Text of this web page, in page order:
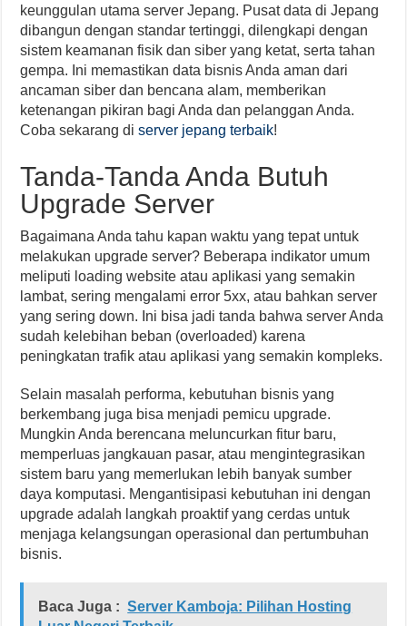
keunggulan utama server Jepang. Pusat data di Jepang
dibangun dengan standar tertinggi, dilengkapi dengan
sistem keamanan fisik dan siber yang ketat, serta tahan
gempa. Ini memastikan data bisnis Anda aman dari
ancaman siber dan bencana alam, memberikan
ketenangan pikiran bagi Anda dan pelanggan Anda.
Coba sekarang diserver jepang terbaik!
Tanda-Tanda Anda Butuh
Upgrade Server
Bagaimana Anda tahu kapan waktu yang tepat untuk
melakukan upgrade server? Beberapa indikator umum
meliputi loading website atau aplikasi yang semakin
lambat, sering mengalami error 5xx, atau bahkan server
yang sering down. Ini bisa jadi tanda bahwa server Anda
sudah kelebihan beban (overloaded) karena
peningkatan trafik atau aplikasi yang semakin kompleks.
Selain masalah performa, kebutuhan bisnis yang
berkembang juga bisa menjadi pemicu upgrade.
Mungkin Anda berencana meluncurkan fitur baru,
memperluas jangkauan pasar, atau mengintegrasikan
sistem baru yang memerlukan lebih banyak sumber
daya komputasi. Mengantisipasi kebutuhan ini dengan
upgrade adalah langkah proaktif yang cerdas untuk
menjaga kelangsungan operasional dan pertumbuhan
bisnis.
Baca Juga : Server Kamboja: Pilihan Hosting